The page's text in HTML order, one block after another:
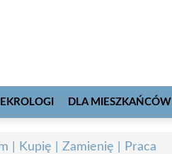
DLA MIESZKAŃCÓW
| Kupię | Zamienię | Praca